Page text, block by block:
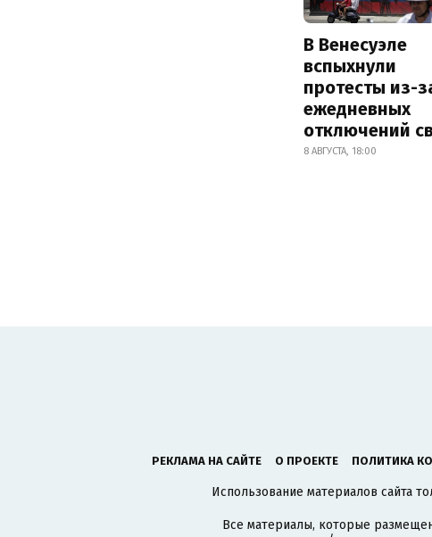
В Венесуэле
вспыхнули
протесты из-
ежедневных
отключений
8 АВГУСТА, 18:00
РЕКЛАМА НА САЙТЕ О ПРОЕКТЕ ПОЛИТИКА
Использование материалов сайта
Все материалы, которые